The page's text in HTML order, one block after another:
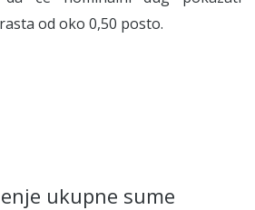
od oko 0,50 posto.
ukupne sume